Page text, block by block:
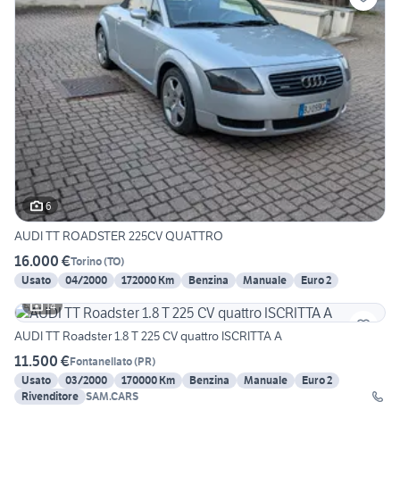
6
AUDI TT ROADSTER 225CV QUATTRO
16.000 €Torino(TO)
Usato
04/2000 172000 Km Benzina Manuale
Euro 2
14
AUDI TT Roadster 1.8 T 225 CV quattro ISCRITTA A
11.500 €Fontanellato(PR)
Usato
03/2000 170000 Km Benzina Manuale
Euro 2
Rivenditore SAM.CARS